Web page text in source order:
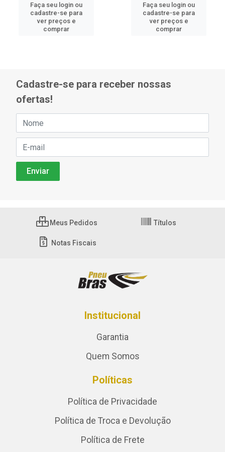
Faça seu login ou
cadastre-se para
ver preços e
comprar
Faça seu login ou
cadastre-se para
ver preços e
comprar
Cadastre-se para receber nossas
ofertas!
Meus Pedidos Títulos
Notas Fiscais
Institucional
Garantia
Quem Somos
Políticas
Política de Privacidade
Política de Troca e Devolução
Política de Frete